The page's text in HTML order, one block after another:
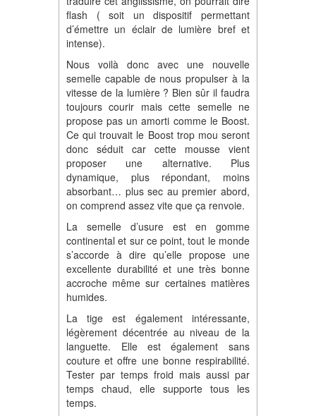
flash ( soit un dispositif permettant
d’émettre un éclair de lumière bref et
intense).
Nous voilà donc avec une nouvelle
semelle capable de nous propulser à la
vitesse de la lumière ? Bien sûr il faudra
toujours courir mais cette semelle ne
propose pas un amorti comme le Boost.
Ce qui trouvait le Boost trop mou seront
donc séduit car cette mousse vient
proposer une alternative. Plus
dynamique, plus répondant, moins
absorbant… plus sec au premier abord,
on comprend assez vite que ça renvoie.
La semelle d’usure est en gomme
continental et sur ce point, tout le monde
s’accorde à dire qu’elle propose une
excellente durabilité et une très bonne
accroche même sur certaines matières
humides.
La tige est également intéressante,
légèrement décentrée au niveau de la
languette. Elle est également sans
couture et offre une bonne respirabilité.
Tester par temps froid mais aussi par
temps chaud, elle supporte tous les
temps.